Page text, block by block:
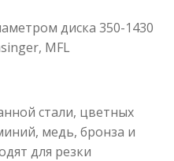
диска 350-1430
MFL
стали, цветных
медь, бронза и
для резки